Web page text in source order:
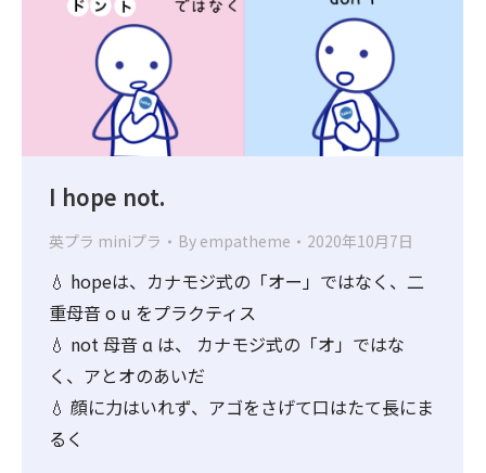
I hope not.
英プラ miniプラ By empatheme 2020年10月7日
💧 hopeは、カナモジ式の「オー」ではなく、二
重母音 o u をプラクティス
💧 not 母音 ɑ は、 カナモジ式の「オ」ではな
く、アとオのあいだ
💧 顔に力はいれず、アゴをさげて口はたて長にま
るく